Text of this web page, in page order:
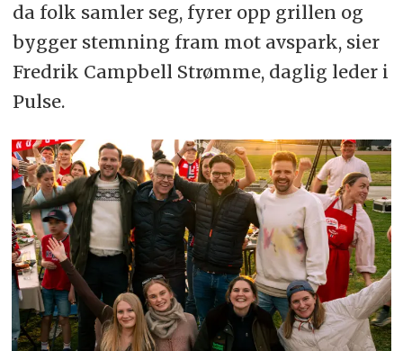
da folk samler seg, fyrer opp grillen og
bygger stemning fram mot avspark, sier
Fredrik Campbell Strømme, daglig leder i
Pulse.